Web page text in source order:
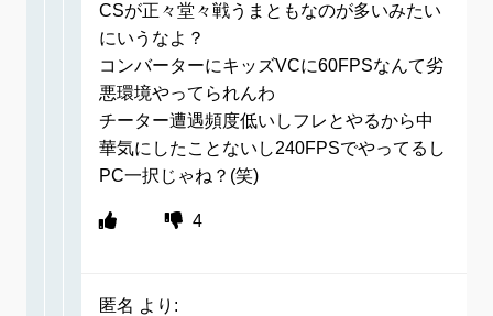
CSが正々堂々戦うまともなのが多いみたい
にいうなよ？
コンバーターにキッズVCに60FPSなんて劣
悪環境やってられんわ
チーター遭遇頻度低いしフレとやるから中
華気にしたことないし240FPSでやってるし
PC一択じゃね？(笑)
4
匿名 より: